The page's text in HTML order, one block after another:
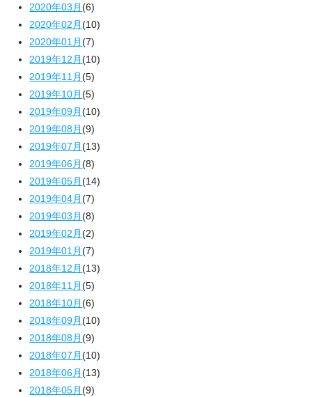
2020年03月(6)
2020年02月(10)
2020年01月(7)
2019年12月(10)
2019年11月(5)
2019年10月(5)
2019年09月(10)
2019年08月(9)
2019年07月(13)
2019年06月(8)
2019年05月(14)
2019年04月(7)
2019年03月(8)
2019年02月(2)
2019年01月(7)
2018年12月(13)
2018年11月(5)
2018年10月(6)
2018年09月(10)
2018年08月(9)
2018年07月(10)
2018年06月(13)
2018年05月(9)